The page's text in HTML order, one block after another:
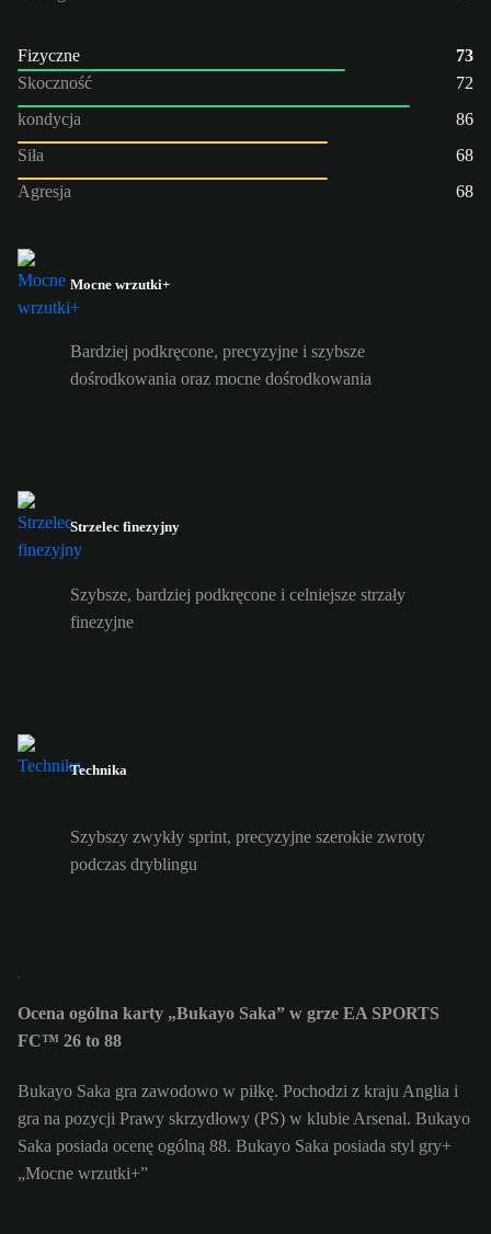
Fizyczne
73
Skoczność
72
kondycja
86
Siła
68
Agresja
68
Mocne wrzutki+
Bardziej podkręcone, precyzyjne i szybsze
dośrodkowania oraz mocne dośrodkowania
Strzelec finezyjny
Szybsze, bardziej podkręcone i celniejsze strzały
finezyjne
Technika
Szybszy zwykły sprint, precyzyjne szerokie zwroty
podczas dryblingu
Ocena ogólna karty „Bukayo Saka” w grze EA SPORTS
FC™ 26 to 88
Bukayo Saka gra zawodowo w piłkę. Pochodzi z kraju Anglia i
gra na pozycji Prawy skrzydłowy (PS) w klubie Arsenal. Bukayo
Saka posiada ocenę ogólną 88. Bukayo Saka posiada styl gry+
„Mocne wrzutki+”